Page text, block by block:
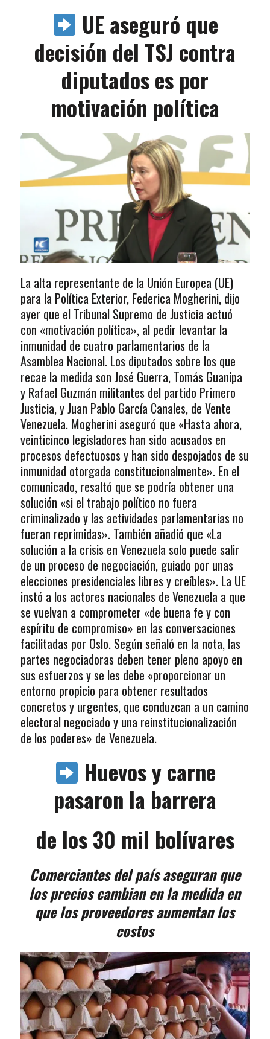
UE aseguró que
decisión del TSJ contra
diputados es por
motivación política
La alta representante de la Unión Europea (UE)
para la Política Exterior, Federica Mogherini, dijo
ayer que el Tribunal Supremo de Justicia actuó
con «motivación política», al pedir levantar la
inmunidad de cuatro parlamentarios de la
Asamblea Nacional. Los diputados sobre los que
recae la medida son José Guerra, Tomás Guanipa
y Rafael Guzmán militantes del partido Primero
Justicia, y Juan Pablo García Canales, de Vente
Venezuela. Mogherini aseguró que «Hasta ahora,
veinticinco legisladores han sido acusados en
procesos defectuosos y han sido despojados de su
inmunidad otorgada constitucionalmente». En el
comunicado, resaltó que se podría obtener una
solución «si el trabajo político no fuera
criminalizado y las actividades parlamentarias no
fueran reprimidas». También añadió que «La
solución a la crisis en Venezuela solo puede salir
de un proceso de negociación, guiado por unas
elecciones presidenciales libres y creíbles». La UE
instó a los actores nacionales de Venezuela a que
se vuelvan a comprometer «de buena fe y con
espíritu de compromiso» en las conversaciones
facilitadas por Oslo. Según señaló en la nota, las
partes negociadoras deben tener pleno apoyo en
sus esfuerzos y se les debe «proporcionar un
entorno propicio para obtener resultados
concretos y urgentes, que conduzcan a un camino
electoral negociado y una reinstitucionalización
de los poderes» de Venezuela.
Huevos y carne
pasaron la barrera
de los 30 mil bolívares
Comerciantes del país aseguran que
los precios cambian en la medida en
que los proveedores aumentan los
costos